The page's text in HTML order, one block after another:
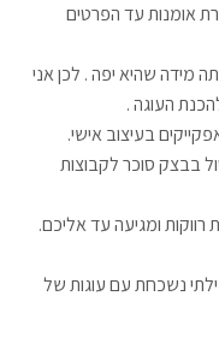
אומנות עד הפרטים
מידה שהיא יפה . לכן אני
העוגה .
בעיצוב אישי.
בבצק סוכר לקבוצות
רווקות ומגיעה עד אליכם.
נשכחת עם עוגות של